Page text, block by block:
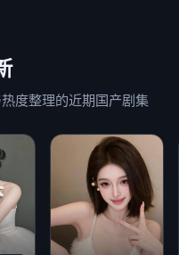
度整理的近期国产剧集